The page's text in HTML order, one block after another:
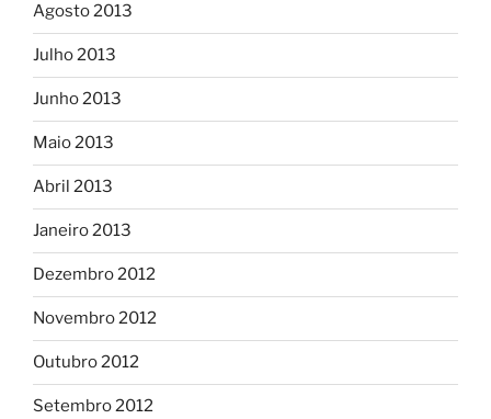
Agosto 2013
Julho 2013
Junho 2013
Maio 2013
Abril 2013
Janeiro 2013
Dezembro 2012
Novembro 2012
Outubro 2012
Setembro 2012